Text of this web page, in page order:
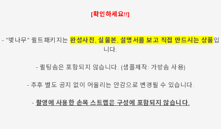
[확인하세요!!]
- "벚나무" 퀼트패키지는완성사진, 실물본, 설명서를 보고 직접 만드시는 상품입
니다.
- 퀼팅솜은 포함되지 않습니다. (샘플제작: 가방솜 사용)
- 추후 별도 공지 없이 어울리는 안감으로 변경될 수 있습니다.
- 촬영에 사용한 손목 스트랩은 구성에 포함되지 않습니다.